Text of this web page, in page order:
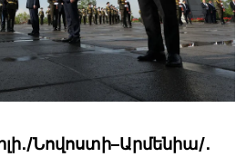
Նովոստի–Արմենիա/․